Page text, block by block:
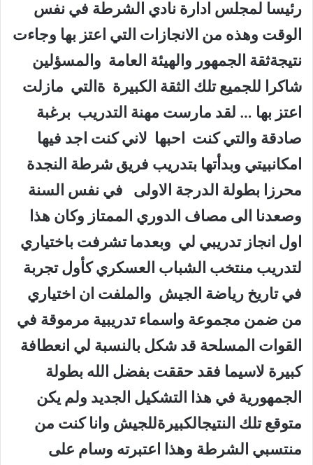
رئيسا لمجلس ادارة نادي الشرطة في نفس
الوقت وهذه من الانجازات التي اعتز بها وجاءت
نتيجةثقة الجمهور والهيئة العامة والمسؤلين
شاكرا للجميع تلك الثقة الكبيرة ةالتي مازلت
اعتز بها … لقد مارست مهنة التدريب برغبة
صادقة والتي كنت احبها لاني كنت اجد فيها
امكانبيتي وبدأتها بتدريب فريق شرطة النجدة
محرزا بطولة الدرجة الاولى في نفس السنة
وصعدنا الى مصاف الدوري الممتاز وكان هذا
اول انجاز تدريبي لي وبعدما تشرفت باختياري
لتدريب منتخب الشباب العسكري كأول تجربة
في تاريخ رياضة الجيش والملفت ان اختياري
من ضمن مجموعة واسماء تدريبية مرموقة في
القوات المسلحة قد شكل بالنسبة لي انعطافة
كبيرة لاسيما فقد حققت بفضل الله بطولة
الجمهورية في هذا التشكيل الجديد ولم يكن
متوقع تلك النتيجالكبيرةللجيش وانا كنت من
منتسبي الشرطة وهذا اعتبرته وسام على